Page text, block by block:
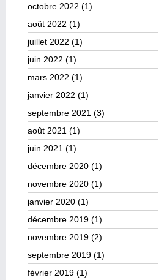
octobre 2022 (1)
août 2022 (1)
juillet 2022 (1)
juin 2022 (1)
mars 2022 (1)
janvier 2022 (1)
septembre 2021 (3)
août 2021 (1)
juin 2021 (1)
décembre 2020 (1)
novembre 2020 (1)
janvier 2020 (1)
décembre 2019 (1)
novembre 2019 (2)
septembre 2019 (1)
février 2019 (1)